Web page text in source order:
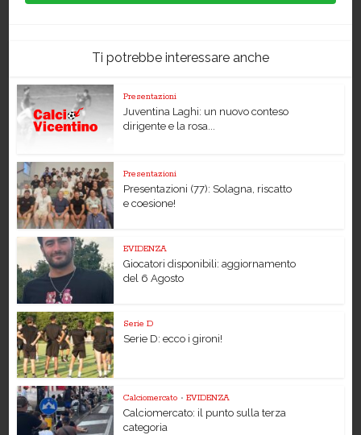
Ti potrebbe interessare anche
Presentazioni
Juventina Laghi: un nuovo conteso
dirigente e la rosa...
Presentazioni
Presentazioni (77): Solagna, riscatto
e coesione!
EVIDENZA
Giocatori disponibili: aggiornamento
del 6 Agosto
Serie D
Serie D: ecco i gironi!
Calciomercato • EVIDENZA
Calciomercato: il punto sulla terza
categoria